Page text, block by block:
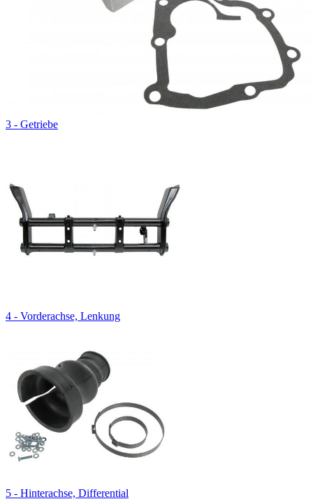
3 - Getriebe
4 - Vorderachse, Lenkung
5 - Hinterachse, Differential